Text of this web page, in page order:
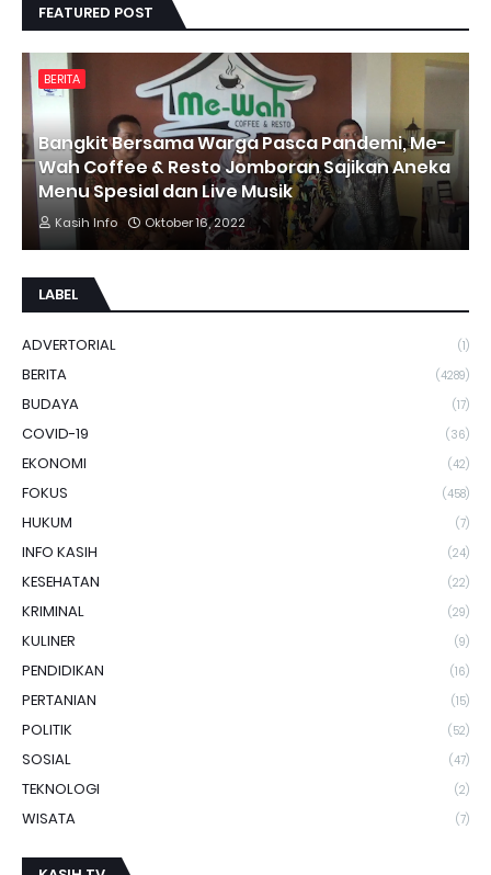
FEATURED POST
BERITA
Bangkit Bersama Warga Pasca Pandemi, Me-
Wah Coffee & Resto Jomboran Sajikan Aneka
Menu Spesial dan Live Musik
Kasih Info Oktober 16, 2022
LABEL
ADVERTORIAL (1)
BERITA (4289)
BUDAYA (17)
COVID-19 (36)
EKONOMI (42)
FOKUS (458)
HUKUM (7)
INFO KASIH (24)
KESEHATAN (22)
KRIMINAL (29)
KULINER (9)
PENDIDIKAN (16)
PERTANIAN (15)
POLITIK (52)
SOSIAL (47)
TEKNOLOGI (2)
WISATA (7)